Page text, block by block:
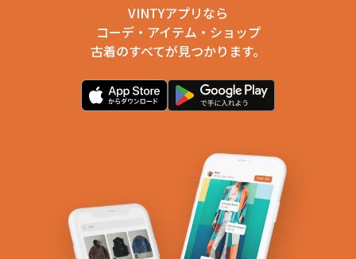
VINTYアプリなら
コーデ・アイテム・ショップ
古着のすべてが見つかります。